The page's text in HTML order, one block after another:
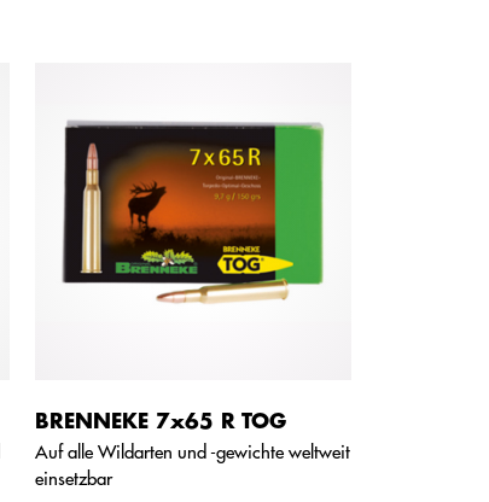
BRENNEKE 7x65 R TOG
Auf alle Wildarten und -gewichte weltweit
einsetzbar